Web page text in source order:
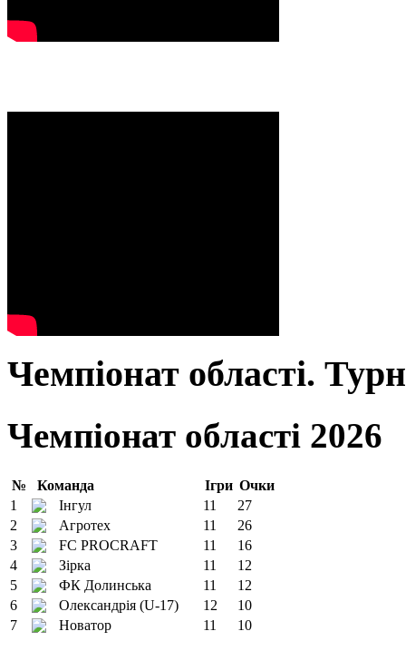
Чемпіонат області.
Чемпіонат області 2026
№ Команда Ігри Очки
1
Інгул 11
27
2
Агротех 11
26
3
FC PROCRAFT 11
16
4
Зірка 11
12
5
ФК Долинська 11
12
6
Олександрія (U-17) 12
10
7
Новатор 11 10